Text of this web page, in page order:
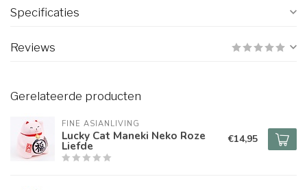
Specificaties
Reviews
Gerelateerde producten
FINE ASIANLIVING
Lucky Cat Maneki Neko Roze
Liefde €14,95